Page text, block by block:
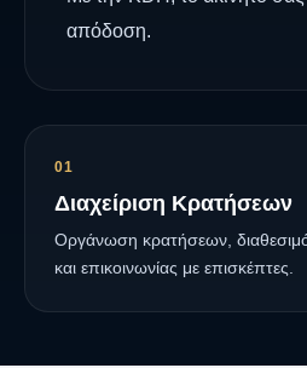
απόδοση.
01
Διαχείριση Κρατήσεων
Οργάνωση κρατήσεων,
και επικοινωνίας με επισκέπτες.